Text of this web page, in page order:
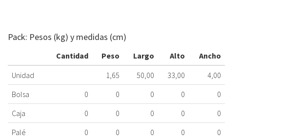
Pack: Pesos (kg) y medidas (cm)
Cantidad Peso Largo Alto
Ancho
Unidad
1,65 50,00 33,00
4,00
Bolsa
0 0 0 0
0
Caja
0 0 0 0
0
Palé
0 0 0 0 0